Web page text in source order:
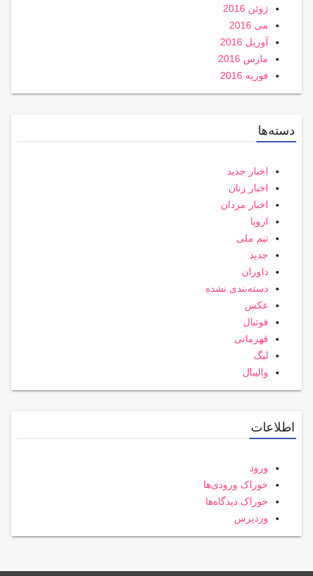
ژوئن 2016
می 2016
آوریل 2016
مارس 2016
فوریه 2016
دسته‌ها
اخبار جدید
اخبار زنان
اخبار مردان
اروپا
تیم ملی
جدید
داوران
دسته‌بندی نشده
عکس
فوتبال
قهرمانی
لیگ
والیبال
اطلاعات
ورود
خوراک ورودی‌ها
خوراک دیدگاه‌ها
وردپرس